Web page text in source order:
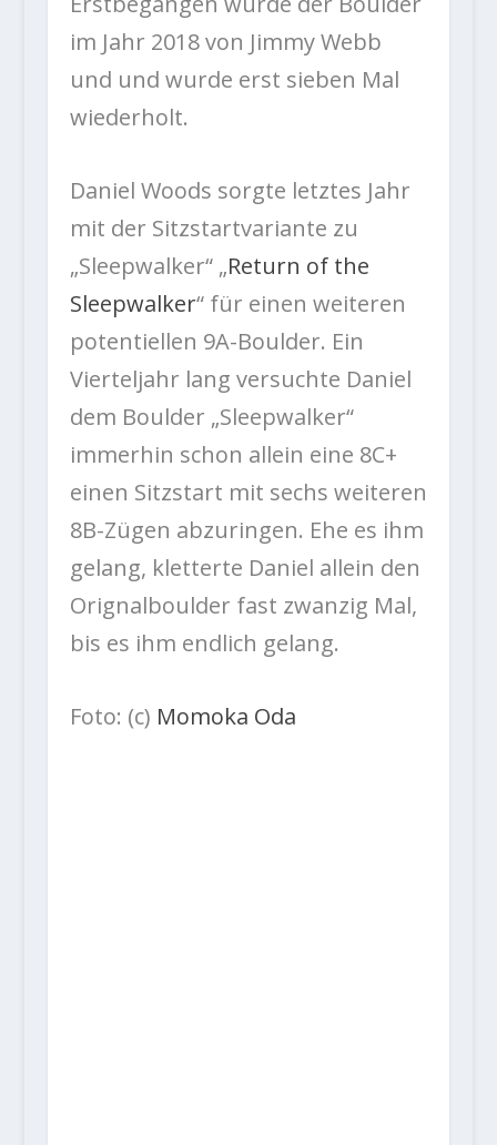
im Jahr 2018 von Jimmy Webb
und und wurde erst sieben Mal
wiederholt.
Daniel Woods sorgte letztes Jahr
mit der Sitzstartvariante zu
„Sleepwalker“ „Return of the
Sleepwalker“ für einen weiteren
potentiellen 9A-Boulder. Ein
Vierteljahr lang versuchte Daniel
dem Boulder „Sleepwalker“
immerhin schon allein eine 8C+
einen Sitzstart mit sechs weiteren
8B-Zügen abzuringen. Ehe es ihm
gelang, kletterte Daniel allein den
Orignalboulder fast zwanzig Mal,
bis es ihm endlich gelang.
Foto: (c) Momoka Oda